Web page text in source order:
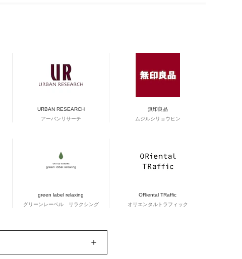
URBAN RESEARCH
アーバンリサーチ
無印良品
ムジルシリョウヒン
green label relaxing
グリーンレーベル リラクシング
ORiental TRaffic
オリエンタルトラフィック